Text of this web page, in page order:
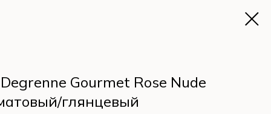
Gourmet Rose Nude
глянцевый